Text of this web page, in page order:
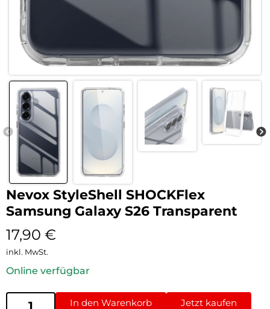
Nevox StyleShell SHOCKFlex
Samsung Galaxy S26 Transparent
17,90 €
inkl. MwSt.
Online verfügbar
In den Warenkorb Jetzt kaufen